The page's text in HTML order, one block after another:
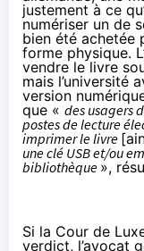
justement à ce
numériser un de
bien été achetée
forme physique.
vendre le livre
mais l’université
version
que « des usagers
postes de lecture
imprimer le livre
une clé USB et/ou
bibliothèque »,
Si la Cour de
verdict, l’avocat